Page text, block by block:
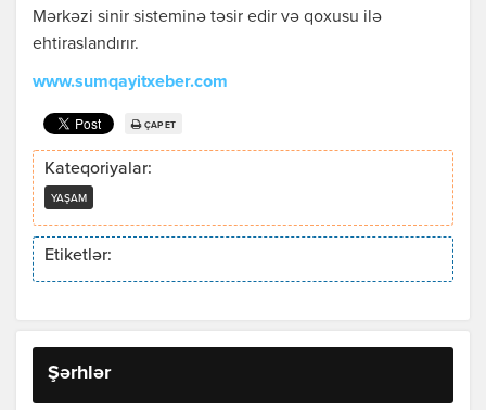
Mərkəzi sinir sisteminə təsir edir və qoxusu ilə
ehtiraslandırır.
www.sumqayitxeber.com
ÇAP ET
Kateqoriyalar:
YAŞAM
Etiketlər:
Şərhlər